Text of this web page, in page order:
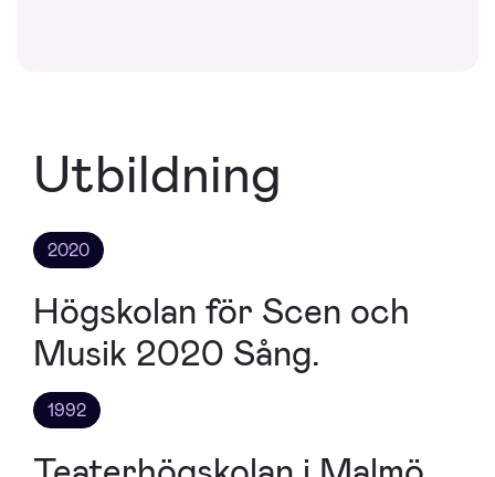
Utbildning
2020
Högskolan för Scen och
Musik 2020 Sång.
1992